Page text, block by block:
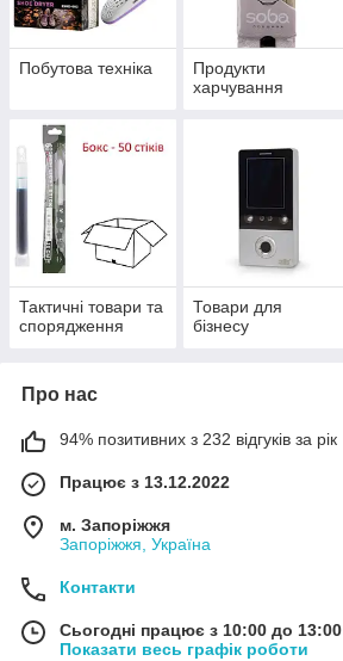
Побутова техніка
Продукти
харчування
Тактичні товари та
спорядження
Товари для
бізнесу
Про нас
94% позитивних з 232 відгуків за рік
Працює з 13.12.2022
м. Запоріжжя
Запоріжжя, Україна
Контакти
Сьогодні працює з 10:00 до 13:00
Показати весь графік роботи